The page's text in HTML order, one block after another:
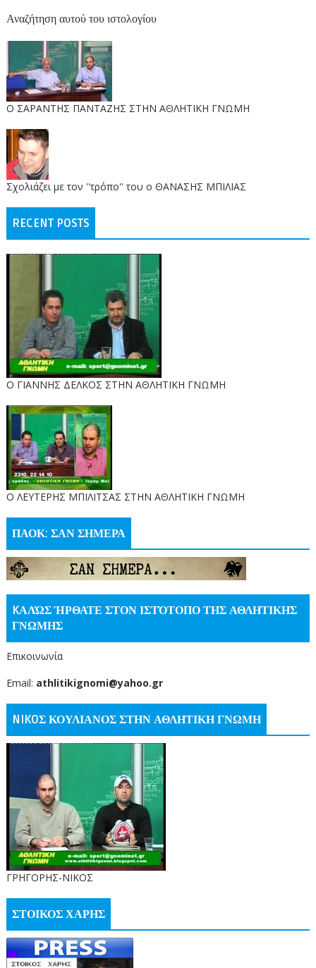
Αναζήτηση αυτού του ιστολογίου
O ΣΑΡΑΝΤΗΣ ΠΑΝΤΑΖΗΣ ΣΤΗΝ ΑΘΛΗΤΙΚΗ ΓΝΩΜΗ
Σχολιάζει με τον ''τρόπο'' του ο ΘΑΝΑΣΗΣ ΜΠΙΛΙΑΣ
RECENT POSTS
Ο ΓΙΑΝΝΗΣ ΔΕΛΚΟΣ ΣΤΗΝ ΑΘΛΗΤΙΚΗ ΓΝΩΜΗ
O ΛΕΥΤΕΡΗΣ ΜΠΙΛΙΤΣΑΣ ΣΤΗΝ ΑΘΛΗΤΙΚΗ ΓΝΩΜΗ
ΠΑΟΚ: ΣΑΝ ΣΗΜΕΡΑ
KΑΛΏΣ ΉΡΘΑΤΕ ΣΤΟΝ ΙΣΤΌΤΟΠΟ ΤΗΣ ΑΘΛΗΤΙΚΗΣ
ΓΝΩΜΗΣ
Επικοινωνία
Email: athlitikignomi@yahoo.gr
NIKOΣ ΚΟΥΛΙΑΝΟΣ ΣΤΗΝ ΑΘΛΗΤΙΚΗ ΓΝΩΜΗ
ΓΡΗΓΟΡΗΣ-ΝΙΚΟΣ
ΣΤΟΙΚΟΣ ΧΑΡΗΣ